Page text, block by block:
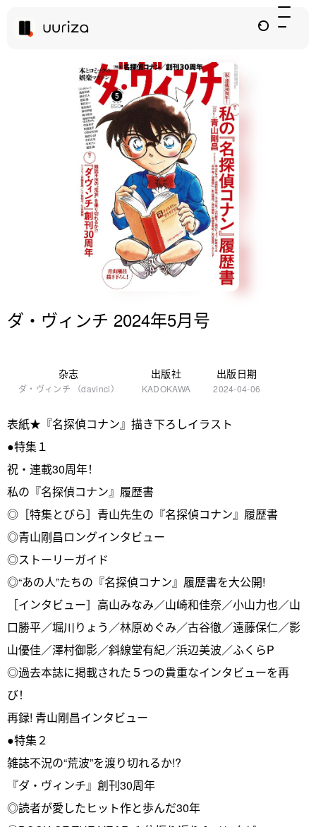
ダ・ヴィンチ 2024年5月号
杂志
ダ・ヴィンチ （davinci）
出版社
KADOKAWA
出版日期
2024-04-06
表紙★『名探偵コナン』描き下ろしイラスト
●特集１
祝・連載30周年！
私の『名探偵コナン』履歴書
◎［特集とびら］青山先生の『名探偵コナン』履歴書
◎青山剛昌ロングインタビュー
◎ストーリーガイド
◎“あの人”たちの『名探偵コナン』履歴書を大公開!
［インタビュー］高山みなみ／山崎和佳奈／小山力也／山
口勝平／堀川りょう／林原めぐみ／古谷徹／遠藤保仁／影
山優佳／澤村御影／斜線堂有紀／浜辺美波／ふくらP
◎過去本誌に掲載された５つの貴重なインタビューを再
び！
再録! 青山剛昌インタビュー
●特集２
雑誌不況の“荒波”を渡り切れるか!?
『ダ・ヴィンチ』創刊30周年
◎読者が愛したヒット作と歩んだ30年